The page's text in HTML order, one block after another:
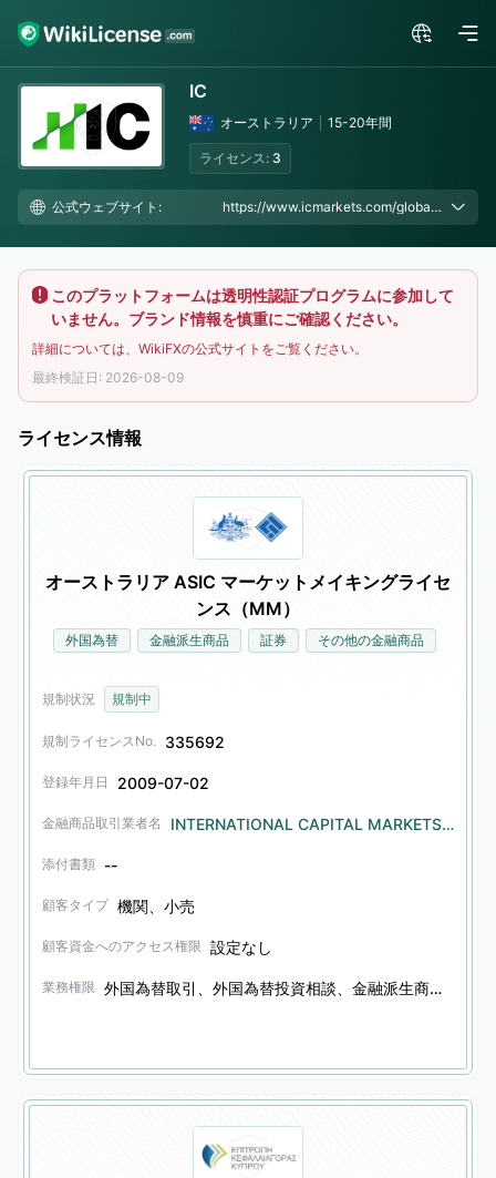
IC
オーストラリア 15-20年間
ライセンス: 3
公式ウェブサイト: https://www.icmarkets.com/global/en/?camp=56118
このプラットフォームは透明性認証プログラムに参加して
いません。ブランド情報を慎重にご確認ください。
詳細については、WikiFXの公式サイトをご覧ください。
最終検証日: 2026-08-09
ライセンス情報
オーストラリア ASIC マーケットメイキングライセ
ンス（MM）
外国為替 金融派生商品 証券 その他の金融商品
規制状況 規制中
規制ライセンスNo. 335692
登録年月日 2009-07-02
金融商品取引業者名 INTERNATIONAL CAPITAL MARKETS PTY. LTD.
添付書類 --
顧客タイプ 機関、小売
顧客資金へのアクセス権限 設定なし
業務権限 外国為替取引、外国為替投資相談、金融派生商品取引、金融派生商品投資相談、証券投資相談、その他金融商品投資相談